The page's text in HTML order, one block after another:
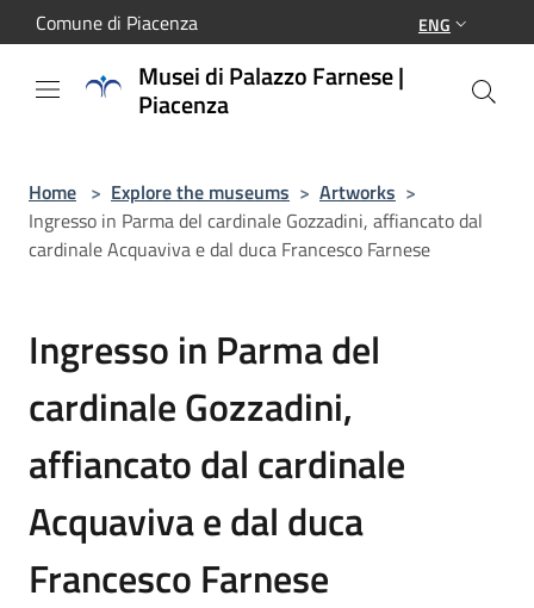
Salta al contenuto principale
Comune di Piacenza ENG
Musei di Palazzo Farnese |
Piacenza
Home > Explore the museums > Artworks >
Ingresso in Parma del cardinale Gozzadini, affiancato dal
cardinale Acquaviva e dal duca Francesco Farnese
Ingresso in Parma del
cardinale Gozzadini,
affiancato dal cardinale
Acquaviva e dal duca
Francesco Farnese